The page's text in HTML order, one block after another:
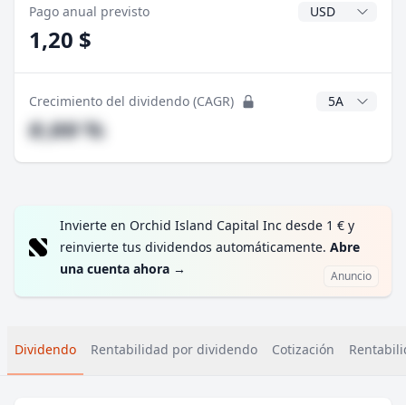
Pago anual previsto Divisa del
1,20 $
Crecimiento del dividendo (CAGR) Años CAGR
#,## %
Invierte en Orchid Island Capital Inc desde 1 € y
reinvierte tus dividendos automáticamente. Abre
una cuenta ahora → Anuncio
Dividendo Rentabilidad por dividendo Cotización